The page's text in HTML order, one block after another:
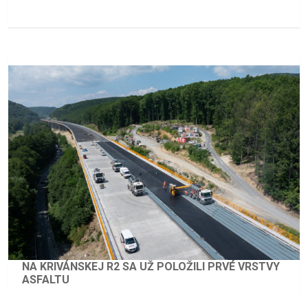
NA KRIVÁNSKEJ R2 SA UŽ POLOŽILI PRVÉ VRSTVY
ASFALTU